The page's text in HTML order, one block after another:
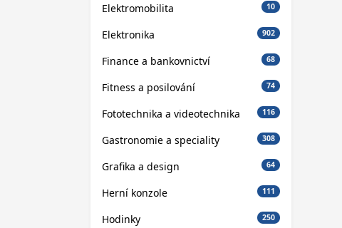
Elektromobilita 10
Elektronika 902
Finance a bankovnictví 68
Fitness a posilování 74
Fototechnika a videotechnika 116
Gastronomie a speciality 308
Grafika a design 64
Herní konzole 111
Hodinky 250